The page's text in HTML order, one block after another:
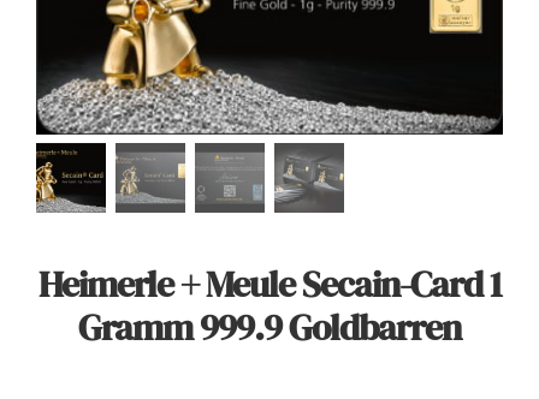
Angebote
Über Uns
Kontakt
Mein Konto
Heimerle + Meule Secain-Card 1
Gramm 999.9 Goldbarren